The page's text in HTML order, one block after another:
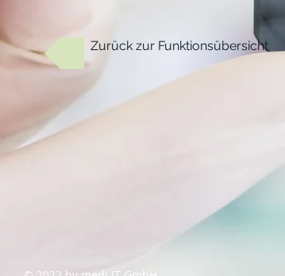
Zurück zur Funktionsübersicht